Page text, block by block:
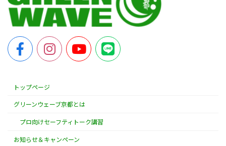
トップページ
グリーンウェーブ京都とは
プロ向けセーフティトーク講習
お知らせ＆キャンペーン